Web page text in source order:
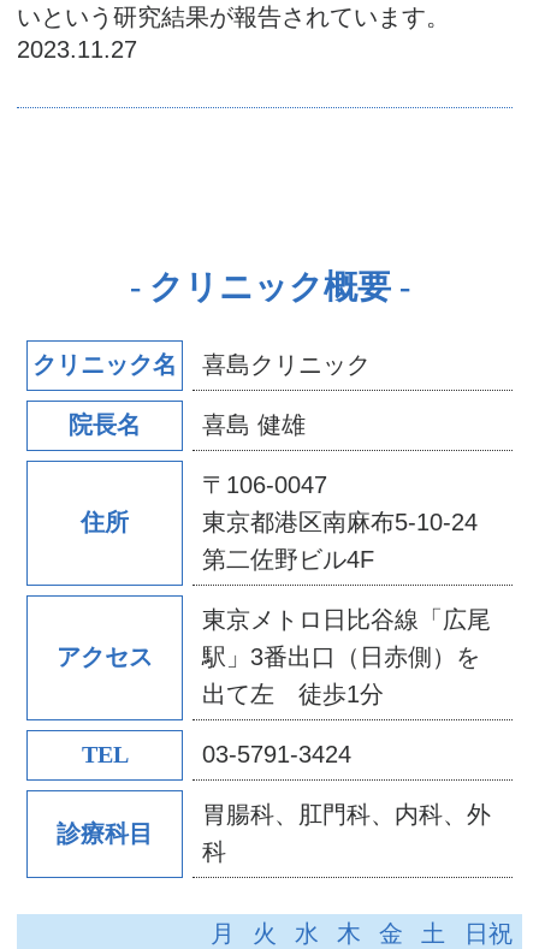
いという研究結果が報告されています。
2023.11.27
クリニック概要
クリニック名 喜島クリニック
院長名 喜島 健雄
住所
〒106-0047
東京都港区南麻布5-10-24
第二佐野ビル4F
アクセス
東京メトロ日比谷線「広尾
駅」3番出口（日赤側）を
出て左 徒歩1分
TEL 03-5791-3424
診療科目
胃腸科、肛門科、内科、外
科
月 火 水 木 金 土
日祝